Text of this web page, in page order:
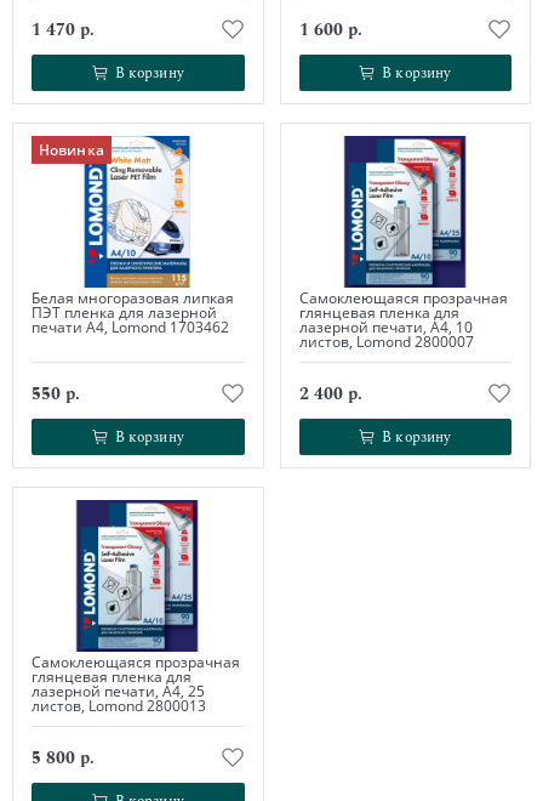
1 470 р.
В корзину
В корзину
1 600 р.
В корзину
В корзину
Новинка
Белая многоразовая липкая
ПЭТ пленка для лазерной
печати А4, Lomond 1703462
550 р.
В корзину
В корзину
Самоклеющаяся прозрачная
глянцевая пленка для
лазерной печати, А4, 10
листов, Lomond 2800007
2 400 р.
В корзину
В корзину
Самоклеющаяся прозрачная
глянцевая пленка для
лазерной печати, А4, 25
листов, Lomond 2800013
5 800 р.